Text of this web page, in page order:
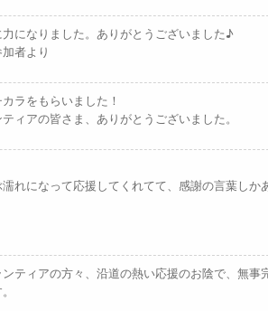
になりました。ありがとうございました♪
者より
ラをもらいました！
ィアの皆さま、ありがとうございました。
れになって応援してくれてて、感謝の言葉しか
ティアの方々、沿道の熱い応援のお陰で、無事